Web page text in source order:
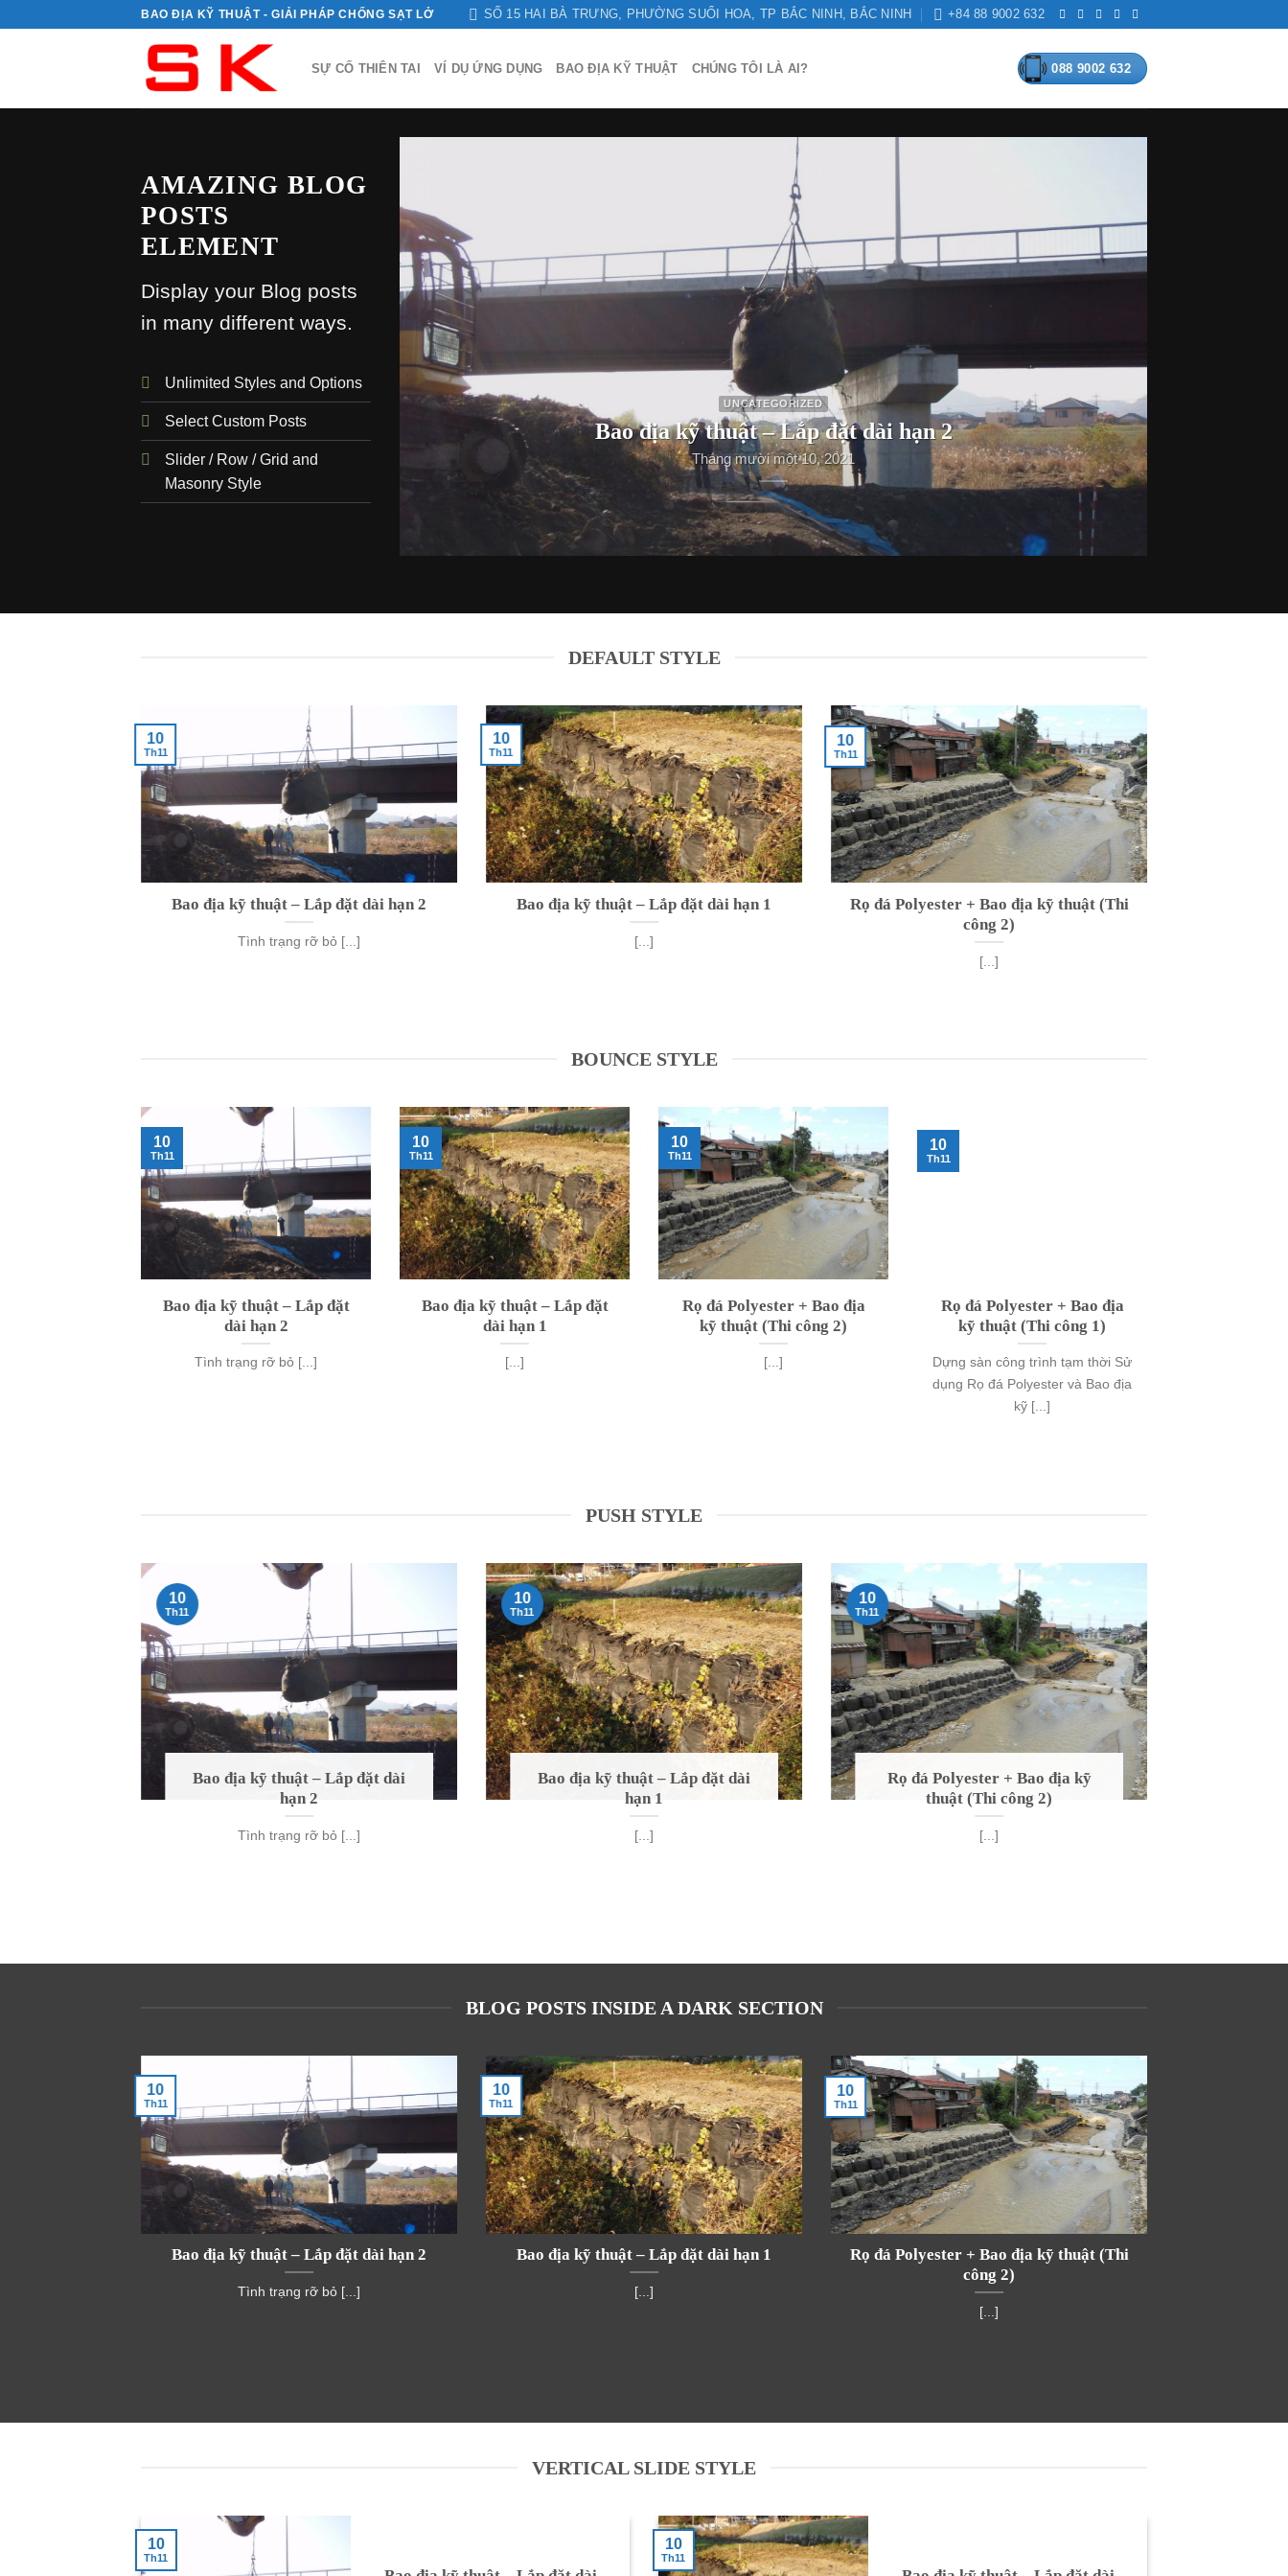
BAO ĐỊA KỸ THUẬT - GIẢI PHÁP CHỐNG SẠT LỞ SỐ 15 HAI BÀ TRƯNG, PHƯỜNG SUỐI HOA, TP BẮC NINH, BẮC NINH +84 88 9002 632
SỰ CỐ THIÊN TAI VÍ DỤ ỨNG DỤNG BAO ĐỊA KỸ THUẬT CHÚNG TÔI LÀ AI? 088 9002 632
AMAZING BLOG
POSTS
ELEMENT
Display your Blog posts
in many different ways.
Unlimited Styles and Options
Select Custom Posts
Slider / Row / Grid and
Masonry Style
UNCATEGORIZED
Bao địa kỹ thuật – Lắp đặt dài hạn 2
Tháng mười một 10, 2021
Đê kè mềm, 2tonbag
DEFAULT STYLE
Bao địa kỹ thuật – Lắp đặt dài hạn 2
Tình trạng rỡ bỏ [...]
10
Th11
Bao địa kỹ thuật – Lắp đặt dài hạn 1
[...]
10
Th11
Rọ đá Polyester + Bao địa kỹ thuật (Thi
công 2)
[...]
10
Th11
BOUNCE STYLE
Bao địa kỹ thuật – Lắp đặt
dài hạn 2
Tình trạng rỡ bỏ [...]
10
Th11
Bao địa kỹ thuật – Lắp đặt
dài hạn 1
[...]
10
Th11
Rọ đá Polyester + Bao địa
kỹ thuật (Thi công 2)
[...]
10
Th11
Rọ đá Polyester + Bao địa
kỹ thuật (Thi công 1)
Dựng sàn công trình tạm thời Sử
dụng Rọ đá Polyester và Bao địa
kỹ [...]
10
Th11
PUSH STYLE
Bao địa kỹ thuật – Lắp đặt dài
hạn 2
Tình trạng rỡ bỏ [...]
10
Th11
Bao địa kỹ thuật – Lắp đặt dài
hạn 1
[...]
10
Th11
Rọ đá Polyester + Bao địa kỹ
thuật (Thi công 2)
[...]
10
Th11
BLOG POSTS INSIDE A DARK SECTION
Bao địa kỹ thuật – Lắp đặt dài hạn 2
Tình trạng rỡ bỏ [...]
10
Th11
Bao địa kỹ thuật – Lắp đặt dài hạn 1
[...]
10
Th11
Rọ đá Polyester + Bao địa kỹ thuật (Thi
công 2)
[...]
10
Th11
VERTICAL SLIDE STYLE
10
Th11
10
Th11